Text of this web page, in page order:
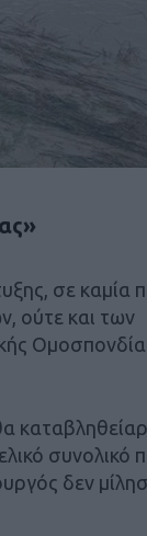
σε καμία
ούτε και των
συνολικό
δεν